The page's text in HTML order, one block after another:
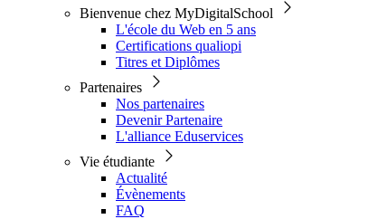
Bienvenue chez MyDigitalSchool
L'école du Web en 5 ans
Certifications qualiopi
Titres et Diplômes
Partenaires
Nos partenaires
Devenir Partenaire
L'alliance Eduservices
Vie étudiante
Actualité
Évènements
FAQ